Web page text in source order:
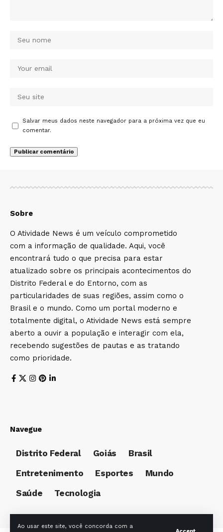
Ao usar este site, você concorda com a
Salvar meus dados neste navegador para a próxima vez que eu
comentar.
Sobre
O Atividade News é um veículo comprometido
com a informação de qualidade. Aqui, você
encontrará tudo o que precisa para estar
atualizado sobre os principais acontecimentos do
Distrito Federal e do Entorno, com as
particularidades de suas regiões, assim como o
Brasil e o mundo. Como um portal moderno e
totalmente digital, o Atividade News está sempre
aberto a ouvir a população e interagir com ela,
recebendo sugestões de pautas e as tratando
como prioridade.
Navegue
Distrito Federal Goiás
Brasil
Entretenimento
Esportes
Mundo
Saúde
Tecnologia